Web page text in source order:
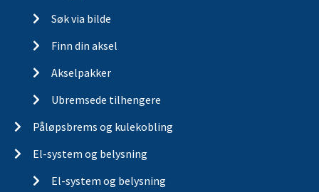
Søk via bilde
Finn din aksel
Akselpakker
Ubremsede tilhengere
Påløpsbrems og kulekobling
El-system og belysning
El-system og belysning